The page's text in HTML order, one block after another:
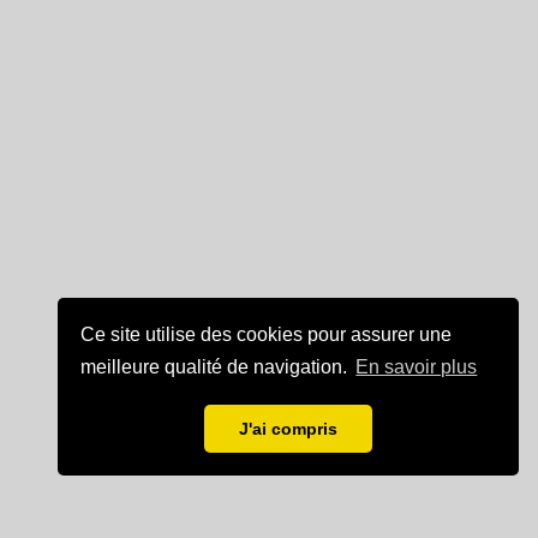
Ce site utilise des cookies pour assurer une
meilleure qualité de navigation. En savoir plus
J'ai compris